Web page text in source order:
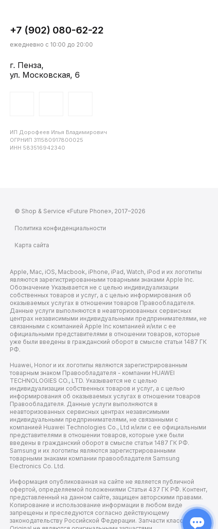
+7 (902) 080-62-22
ежедневно с 10:00 до 20:00
г. Пенза,
ул. Московская, 6
ИП Дорофеев Илья Владимирович
ОГРНИП 311580917800025
ИНН 583516942340
© Shop & Service «Future Phone», 2017–2026
Политика конфиденциальности
Карта сайта
Apple, Mac, iOS, Macbook, iPhone, iPad, Watch, iPod и их логотипы
являются зарегистрированными товарными знаками Apple Inc.
Обозначение Указывается не с целью индивидуализации
собственных товаров и услуг, а с целью информирования об
оказываемых услугах в отношении товаров Правообладателя.
Данные услуги выполняются в неавторизованных сервисных
центрах независимыми индивидуальными предпринимателями, не
связанными с компанией Apple Inc компанией и/или с ее
официальными представителями в отношении товаров, которые
уже были введены в гражданский оборот в смысле статьи 1487 ГК
РФ.
Huawei, Honor и их логотипы являются зарегистрированным
товарным знаком Правообладателя - компании HUAWEI
TECHNOLOGIES CO., LTD. Указывается не с целью
индивидуализации собственных товаров и услуг, а с целью
информирования об оказываемых услугах в отношении товаров
Правообладателя. Данные услуги выполняются в
неавторизованных сервисных центрах независимыми
индивидуальными предпринимателями, не связанными с
компанией Huawei Technologies Co., Ltd и/или с ее официальными
представителями в отношении товаров, которые уже были
введены в гражданский оборот в смысле статьи 1487 ГК РФ.
Samsung и их логотипы являются зарегистрированными
товарными знаками компании правообладателя Samsung
Electronics Co. Ltd.
Информация опубликованная на сайте не является публичной
офертой, определяемой положениями Статьи 437 ГК РФ. Контент,
представленный на данном сайте, защищен авторскими правами.
Копирование и использование информации в любом виде
запрещены и преследуются согласно действующему
законодательству Российской Федерации. Запчасти класса